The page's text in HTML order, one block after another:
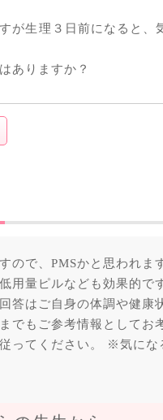
が生理３日前になると、
ありますか？
ので、PMSかと思われ
用量ピルなども効果的
答はご自身の体調や健康
でもご参考情報として
ってください。 ※気にな